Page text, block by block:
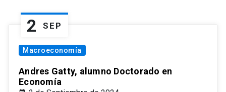
2 SEP
Macroeconomía
Andres Gatty, alumno Doctorado en
Economía